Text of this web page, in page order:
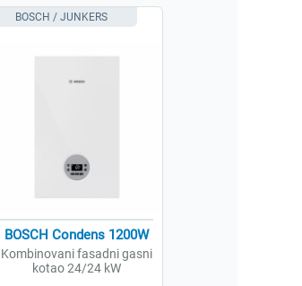
BOSCH Condens 1200W
Kombinovani fasadni gasni
kotao 24/24 kW
BOSCH / JUNKERS